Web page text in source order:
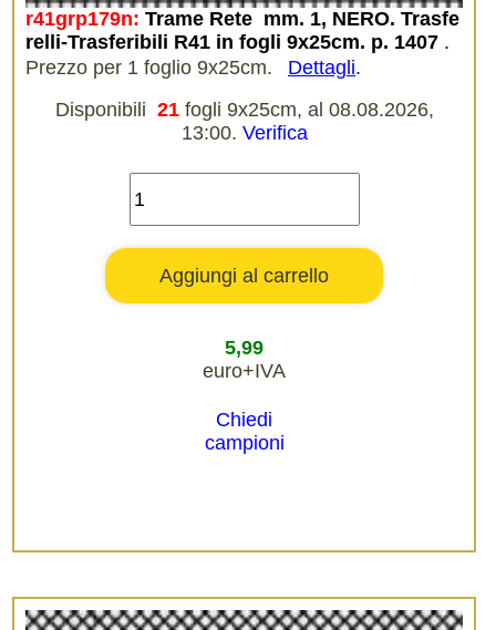
r41grp179n: Trame Rete  mm. 1, NERO. Trasfe
relli-Trasferibili R41 in fogli 9x25cm. p. 1407 .
Prezzo per 1 foglio 9x25cm.
Dettagli.
Disponibili 21 fogli 9x25cm, al 08.08.2026,
13:00. Verifica
5,99
euro+IVA
Chiedi
campioni